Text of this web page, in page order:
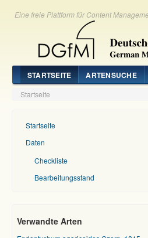
Eine freie Plattform für Content
STARTSEITE ARTENSUCHE
Startseite
Startseite
Daten
Checkliste
Bearbeitungsstand
Verwandte Arten